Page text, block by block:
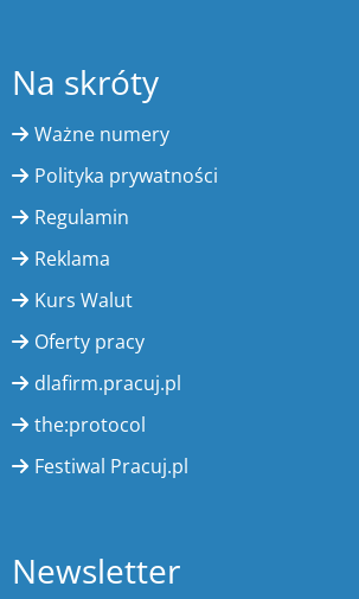
Na skróty
Ważne numery
Polityka prywatności
Regulamin
Reklama
Kurs Walut
Oferty pracy
dlafirm.pracuj.pl
the:protocol
Festiwal Pracuj.pl
Newsletter